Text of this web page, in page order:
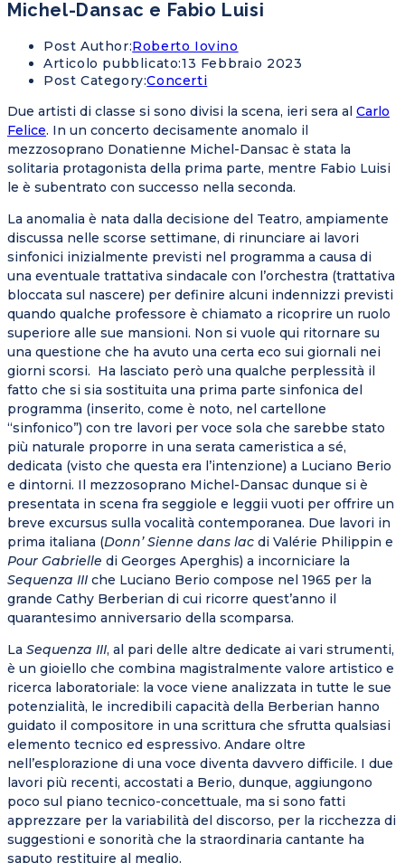
Michel-Dansac e Fabio Luisi
Post Author:Roberto Iovino
Articolo pubblicato:13 Febbraio 2023
Post Category:Concerti
Due artisti di classe si sono divisi la scena, ieri sera al Carlo
Felice. In un concerto decisamente anomalo il
mezzosoprano Donatienne Michel-Dansac è stata la
solitaria protagonista della prima parte, mentre Fabio Luisi
le è subentrato con successo nella seconda.
La anomalia è nata dalla decisione del Teatro, ampiamente
discussa nelle scorse settimane, di rinunciare ai lavori
sinfonici inizialmente previsti nel programma a causa di
una eventuale trattativa sindacale con l’orchestra (trattativa
bloccata sul nascere) per definire alcuni indennizzi previsti
quando qualche professore è chiamato a ricoprire un ruolo
superiore alle sue mansioni. Non si vuole qui ritornare su
una questione che ha avuto una certa eco sui giornali nei
giorni scorsi. Ha lasciato però una qualche perplessità il
fatto che si sia sostituita una prima parte sinfonica del
programma (inserito, come è noto, nel cartellone
“sinfonico”) con tre lavori per voce sola che sarebbe stato
più naturale proporre in una serata cameristica a sé,
dedicata (visto che questa era l’intenzione) a Luciano Berio
e dintorni. Il mezzosoprano Michel-Dansac dunque si è
presentata in scena fra seggiole e leggii vuoti per offrire un
breve excursus sulla vocalità contemporanea. Due lavori in
prima italiana (Donn’ Sienne dans lac di Valérie Philippin e
Pour Gabrielle di Georges Aperghis) a incorniciare la
Sequenza III che Luciano Berio compose nel 1965 per la
grande Cathy Berberian di cui ricorre quest’anno il
quarantesimo anniversario della scomparsa.
La Sequenza III, al pari delle altre dedicate ai vari strumenti,
è un gioiello che combina magistralmente valore artistico e
ricerca laboratoriale: la voce viene analizzata in tutte le sue
potenzialità, le incredibili capacità della Berberian hanno
guidato il compositore in una scrittura che sfrutta qualsiasi
elemento tecnico ed espressivo. Andare oltre
nell’esplorazione di una voce diventa davvero difficile. I due
lavori più recenti, accostati a Berio, dunque, aggiungono
poco sul piano tecnico-concettuale, ma si sono fatti
apprezzare per la variabilità del discorso, per la ricchezza di
suggestioni e sonorità che la straordinaria cantante ha
saputo restituire al meglio.